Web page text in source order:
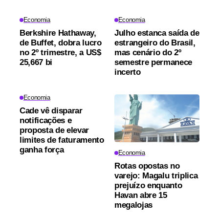
Economia
Berkshire Hathaway,
de Buffet, dobra lucro
no 2º trimestre, a US$
25,667 bi
Economia
Julho estanca saída de
estrangeiro do Brasil,
mas cenário do 2º
semestre permanece
incerto
Economia
Cade vê disparar
notificações e
proposta de elevar
limites de faturamento
ganha força
Economia
Rotas opostas no
varejo: Magalu triplica
prejuízo enquanto
Havan abre 15
megalojas